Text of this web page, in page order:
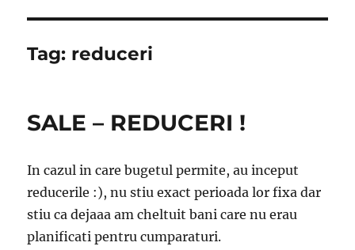
Tag: reduceri
SALE – REDUCERI !
In cazul in care bugetul permite, au inceput
reducerile :), nu stiu exact perioada lor fixa dar
stiu ca dejaaa am cheltuit bani care nu erau
planificati pentru cumparaturi.